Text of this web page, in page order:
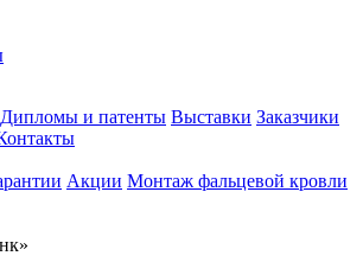
Дипломы и патенты Выставки Заказчики
Акции Монтаж фальцевой кровли